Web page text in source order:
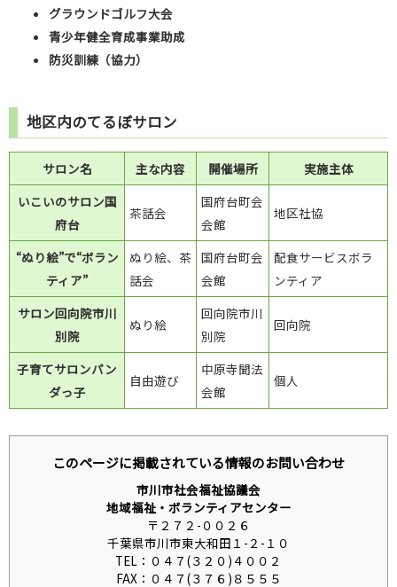
グラウンドゴルフ大会
青少年健全育成事業助成
防災訓練（協力）
地区内のてるぼサロン
サロン名 主な内容 開催場所
実施主体
いこいのサロン国
府台
茶話会
国府台町会
会館
地区社協
“ぬり絵”で“ボラン
ティア”
ぬり絵、茶
話会
国府台町会
会館
配食サービスボラ
ンティア
サロン回向院市川
別院
ぬり絵
回向院市川
別院
回向院
子育てサロンパン
ダっ子
自由遊び
中原寺聞法
会館
個人
このページに掲載されている情報のお問い合わせ
市川市社会福祉協議会
地域福祉・ボランティアセンター
〒２７２-００２６
千葉県市川市東大和田１-２-１０
TEL：０４７(３２０)４００２
FAX：０４７(３７６)８５５５